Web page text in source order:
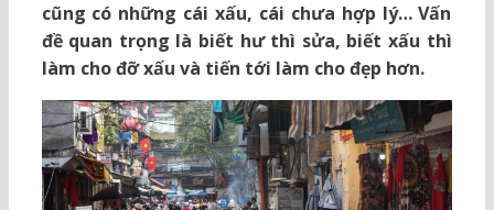
cũng có những cái xấu, cái chưa hợp lý… Vấn
đề quan trọng là biết hư thì sửa, biết xấu thì
làm cho đỡ xấu và tiến tới làm cho đẹp hơn.